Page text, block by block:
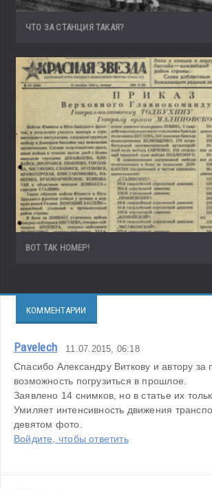
ЧТО ЗА СТАНЦИЯ ТАКАЯ?
ВОТ ТАК НОМЕР!
КОММЕНТАРИИ
Pavelech 11.07.2015, 06:18
Спасибо Александру Виткову и автору за
возможность погрузиться в прошлое.
Заявлено 14 снимков, но в статье их
Умиляет интенсивность движения
девятом фото.
Войдите, чтобы ответить